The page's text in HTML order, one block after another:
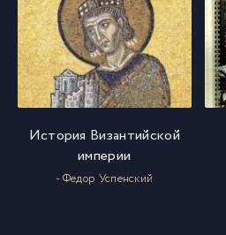
История Византийской
империи
- Федор Успенский